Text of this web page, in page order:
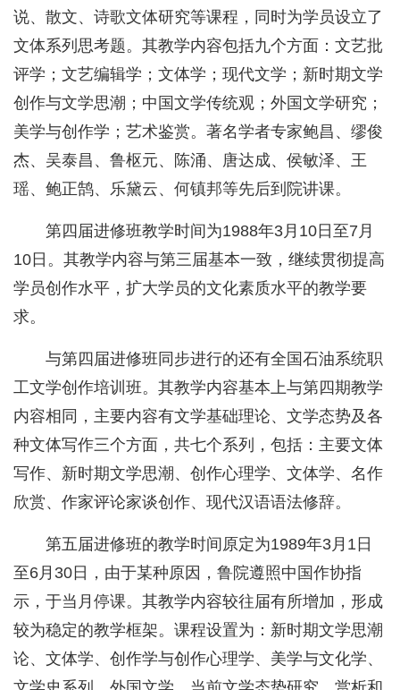
说、散文、诗歌文体研究等课程，同时为学员设立了
文体系列思考题。其教学内容包括九个方面：文艺批
评学；文艺编辑学；文体学；现代文学；新时期文学
创作与文学思潮；中国文学传统观；外国文学研究；
美学与创作学；艺术鉴赏。著名学者专家鲍昌、缪俊
杰、吴泰昌、鲁枢元、陈涌、唐达成、侯敏泽、王
瑶、鲍正鹄、乐黛云、何镇邦等先后到院讲课。
第四届进修班教学时间为1988年3月10日至7月
10日。其教学内容与第三届基本一致，继续贯彻提高
学员创作水平，扩大学员的文化素质水平的教学要
求。
与第四届进修班同步进行的还有全国石油系统职
工文学创作培训班。其教学内容基本上与第四期教学
内容相同，主要内容有文学基础理论、文学态势及各
种文体写作三个方面，共七个系列，包括：主要文体
写作、新时期文学思潮、创作心理学、文体学、名作
欣赏、作家评论家谈创作、现代汉语语法修辞。
第五届进修班的教学时间原定为1989年3月1日
至6月30日，由于某种原因，鲁院遵照中国作协指
示，于当月停课。其教学内容较往届有所增加，形成
较为稳定的教学框架。课程设置为：新时期文学思潮
论、文体学、创作学与创作心理学、美学与文化学、